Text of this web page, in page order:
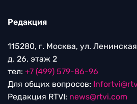
Редакция
115280, г. Москва, ул.
д. 26, этаж 2
тел: +7 (499) 579-86-96
Для общих вопросов:
Редакция RTVI: news@rtvi.com